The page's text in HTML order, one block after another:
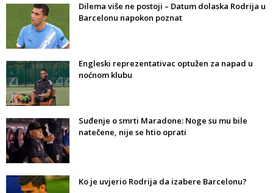
Dilema više ne postoji – Datum dolaska Rodrija u
Barcelonu napokon poznat
Engleski reprezentativac optužen za napad u
noćnom klubu
Suđenje o smrti Maradone: Noge su mu bile
natečene, nije se htio oprati
Ko je uvjerio Rodrija da izabere Barcelonu?